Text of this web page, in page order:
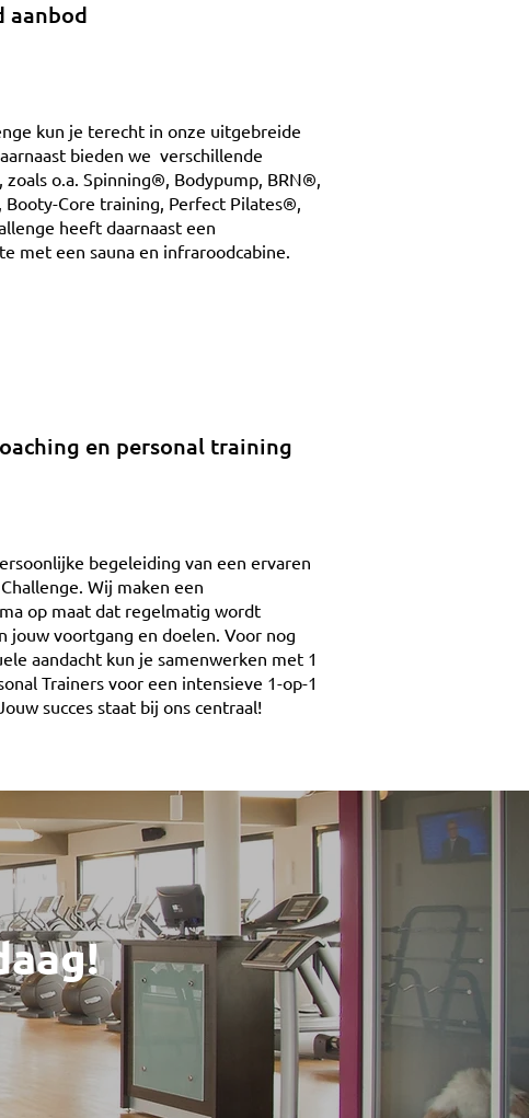
aanbod
kun je terecht in onze uitgebreide
bieden we verschillende
zoals o.a. Spinning®, Bodypump, BRN®,
Booty-Core training, Perfect Pilates®,
heeft daarnaast een
met een sauna en infraroodcabine.
en personal training
begeleiding van een ervaren
Wij maken een
op maat dat regelmatig wordt
jouw voortgang en doelen. Voor nog
aandacht kun je samenwerken met 1
Trainers voor een intensieve 1-op-1
succes staat bij ons centraal!